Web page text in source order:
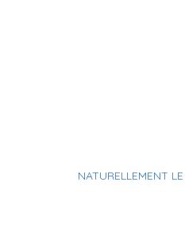
NATURELLEMENT